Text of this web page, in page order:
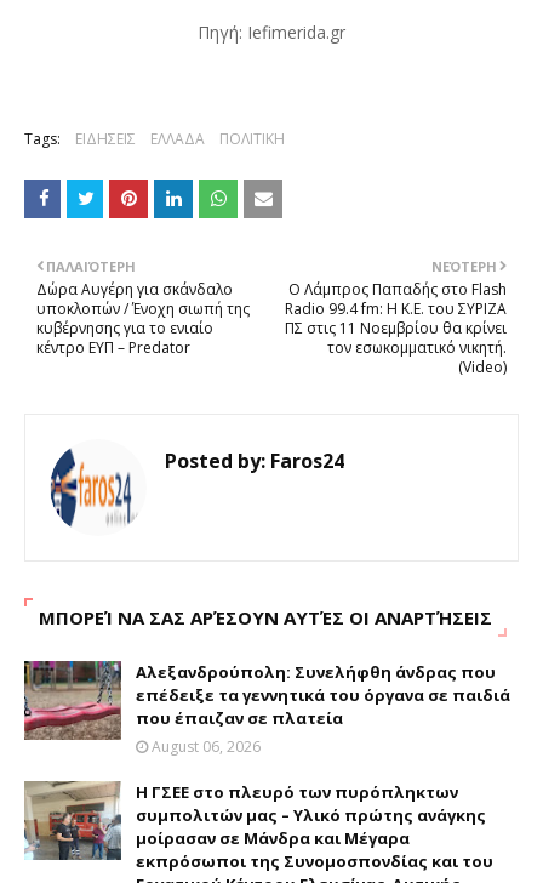
Πηγή: Iefimerida.gr
Tags: ΕΙΔΗΣΕΙΣ ΕΛΛΑΔΑ ΠΟΛΙΤΙΚΗ
ΝΕΌΤΕΡΗ
Ο Λάμπρος Παπαδής στο Flash
Radio 99.4 fm: H Κ.Ε. του ΣΥΡΙΖΑ
ΠΣ στις 11 Νοεμβρίου θα κρίνει
τον εσωκομματικό νικητή.
(Video)
ΠΑΛΑΙΌΤΕΡΗ
Δώρα Αυγέρη για σκάνδαλο
υποκλοπών / Ένοχη σιωπή της
κυβέρνησης για το ενιαίο
κέντρο ΕΥΠ – Predator
Posted by: Faros24
ΜΠΟΡΕΊ ΝΑ ΣΑΣ ΑΡΈΣΟΥΝ ΑΥΤΈΣ ΟΙ ΑΝΑΡΤΉΣΕΙΣ
Αλεξανδρούπολη: Συνελήφθη άνδρας που
επέδειξε τα γεννητικά του όργανα σε παιδιά
που έπαιζαν σε πλατεία
August 06, 2026
H ΓΣΕΕ στο πλευρό των πυρόπληκτων
συμπολιτών μας – Υλικό πρώτης ανάγκης
μοίρασαν σε Μάνδρα και Μέγαρα
εκπρόσωποι της Συνομοσπονδίας και του